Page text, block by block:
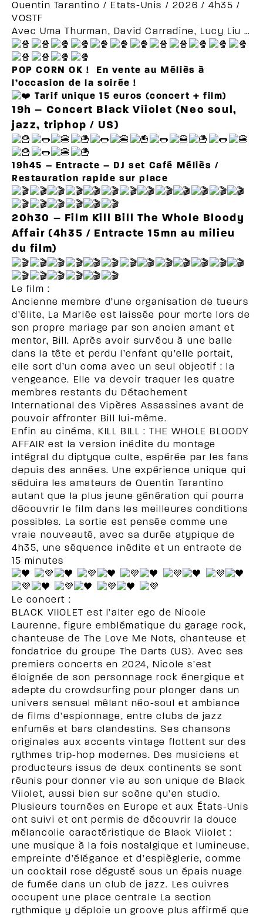
Quentin Tarantino / Etats-Unis / 2026 / 4h35 /
VOSTF
Avec Uma Thurman, David Carradine, Lucy Liu …
POP CORN OK ! En vente au Méliès à
l’occasion de la soirée !
Tarif unique 15 euros (concert + film)
19h – Concert Black Viiolet (Neo soul,
jazz, triphop / US)
19h45 – Entracte – DJ set Café Méliès /
Restauration rapide sur place
20h30 – Film Kill Bill The Whole Bloody
Affair (4h35 / Entracte 15mn au milieu
du film)
Le film :
Ancienne membre d’une organisation de tueurs
d’élite, La Mariée est laissée pour morte lors de
son propre mariage par son ancien amant et
mentor, Bill. Après avoir survécu à une balle
dans la tête et perdu l’enfant qu’elle portait,
elle sort d’un coma avec un seul objectif : la
vengeance. Elle va devoir traquer les quatre
membres restants du Détachement
International des Vipères Assassines avant de
pouvoir affronter Bill lui-même.
Enfin au cinéma, KILL BILL : THE WHOLE BLOODY
AFFAIR est la version inédite du montage
intégral du diptyque culte, espérée par les fans
depuis des années. Une expérience unique qui
séduira les amateurs de Quentin Tarantino
autant que la plus jeune génération qui pourra
découvrir le film dans les meilleures conditions
possibles. La sortie est pensée comme une
vraie nouveauté, avec sa durée atypique de
4h35, une séquence inédite et un entracte de
15 minutes
Le concert :
BLACK VIIOLET est l’alter ego de Nicole
Laurenne, figure emblématique du garage rock,
chanteuse de The Love Me Nots, chanteuse et
fondatrice du groupe The Darts (US). Avec ses
premiers concerts en 2024, Nicole s’est
éloignée de son personnage rock énergique et
adepte du crowdsurfing pour plonger dans un
univers sensuel mêlant néo-soul et ambiance
de films d’espionnage, entre clubs de jazz
enfumés et bars clandestins. Ses chansons
originales aux accents vintage flottent sur des
rythmes trip-hop modernes. Des musiciens et
producteurs issus de deux continents se sont
réunis pour donner vie au son unique de Black
Viiolet, aussi bien sur scène qu’en studio.
Plusieurs tournées en Europe et aux États-Unis
ont suivi et ont permis de découvrir la douce
mélancolie caractéristique de Black Viiolet :
une musique à la fois nostalgique et lumineuse,
empreinte d’élégance et d’espièglerie, comme
un cocktail rose dégusté sous un épais nuage
de fumée dans un club de jazz. Les cuivres
occupent une place centrale La section
rythmique y déploie un groove plus affirmé que